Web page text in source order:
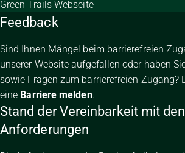
Green Trails Webseite
Feedback
Sind Ihnen Mängel beim barrierefreien
unserer Website aufgefallen oder haben
sowie Fragen zum barrierefreien Zugang?
eine Barriere melden.
Stand der Vereinbarkeit mit den
Anforderungen